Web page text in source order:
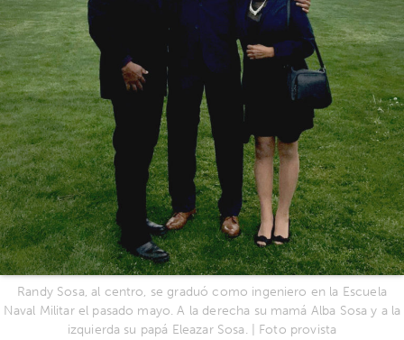
Randy Sosa, al centro, se graduó como ingeniero en la Escuela
Naval Militar el pasado mayo. A la derecha su mamá Alba Sosa y a la
izquierda su papá Eleazar Sosa. | Foto provista